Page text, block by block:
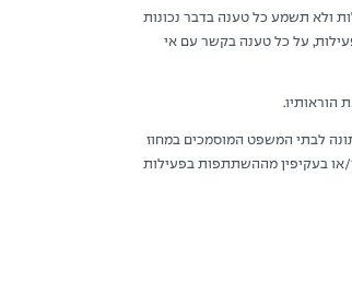
ולא תשמע כל טענה בדבר נכונות
על כל טענה בקשר עם אי
לבתי המשפט המוסמכים במחוז
או בעקיפין מההשתתפות בפעילות